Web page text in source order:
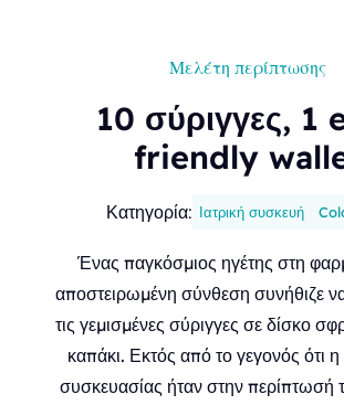
Μελέτη περίπτωσης
10 σύριγγες, 1
friendly
Κατηγορία: Ιατρική συσκευή
Ένας παγκόσμιος ηγέτης στη
αποστειρωμένη σύνθεση συνήθιζε
τις γεμισμένες σύριγγες σε δίσκο
καπάκι. Εκτός από το γεγονός ότι η
συσκευασίας ήταν στην περίπτωσή